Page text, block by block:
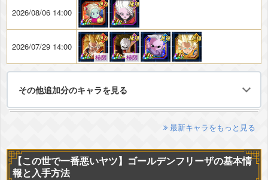
2026/08/06 14:00
2026/07/29 14:00
極限 極限
その他追加分のキャラを見る
最新キャラをもっと見る
【この世で一番悪いヤツ】ゴールデンフリーザの基本情
報と入手方法